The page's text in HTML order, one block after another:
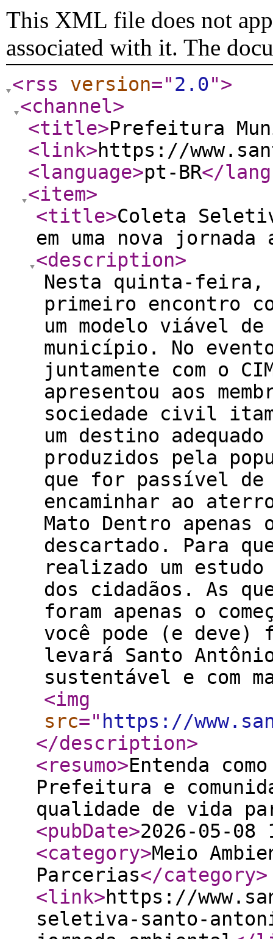
This XML file does not
associated with it. The
<rss version="2.0">
<channel>
<title>Prefeitura
<link>https://
<language>pt-BR</
<item>
<title>Coleta
em uma nova jornada
<description>
Nesta quinta-
primeiro encontro
um modelo viável
município. No
juntamente com o
apresentou aos
sociedade civil
um destino
produzidos pela
que for passível de
encaminhar ao
Mato Dentro
descartado. Para
realizado um
dos cidadãos. As
foram apenas o
você pode (e deve)
levará Santo
sustentável e com
<img
src=" https://
</description>
<resumo>Entenda
Prefeitura e
qualidade de vida
<pubDate>2026-05-08
<category>Meio
Parcerias</category>
<link>https://
seletiva-santo-